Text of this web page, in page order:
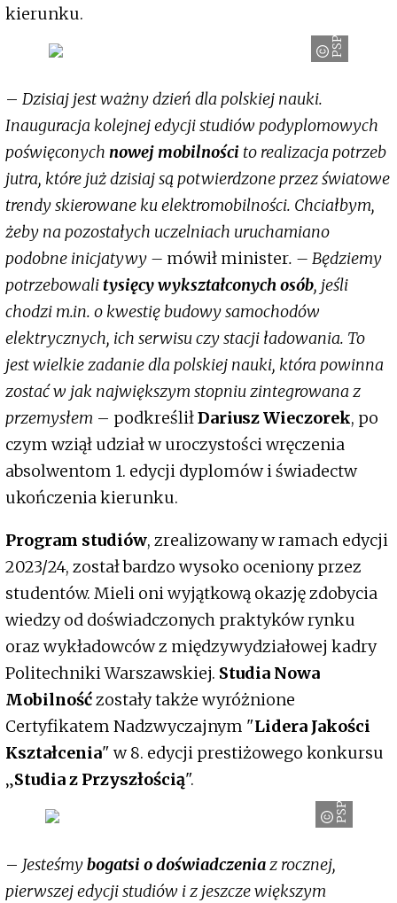
kierunku.
PSPA
– Dzisiaj jest ważny dzień dla polskiej nauki.
Inauguracja kolejnej edycji studiów podyplomowych
poświęconych nowej mobilności to realizacja potrzeb
jutra, które już dzisiaj są potwierdzone przez światowe
trendy skierowane ku elektromobilności. Chciałbym,
żeby na pozostałych uczelniach uruchamiano
podobne inicjatywy – mówił minister. – Będziemy
potrzebowalitysięcy wykształconych osób, jeśli
chodzi m.in. o kwestię budowy samochodów
elektrycznych, ich serwisu czy stacji ładowania. To
jest wielkie zadanie dla polskiej nauki, która powinna
zostać w jak największym stopniu zintegrowana z
przemysłem – podkreśliłDariusz Wieczorek, po
czym wziął udział w uroczystości wręczenia
absolwentom 1. edycji dyplomów i świadectw
ukończenia kierunku.
Program studiów, zrealizowany w ramach edycji
2023/24, został bardzo wysoko oceniony przez
studentów. Mieli oni wyjątkową okazję zdobycia
wiedzy od doświadczonych praktyków rynku
oraz wykładowców z międzywydziałowej kadry
Politechniki Warszawskiej. Studia Nowa
Mobilnośćzostały także wyróżnione
Certyfikatem Nadzwyczajnym "Lidera Jakości
Kształcenia" w 8. edycji prestiżowego konkursu
„Studia z Przyszłością".
PSPA
– Jesteśmybogatsi o doświadczeniaz rocznej,
pierwszej edycji studiów i z jeszcze większym